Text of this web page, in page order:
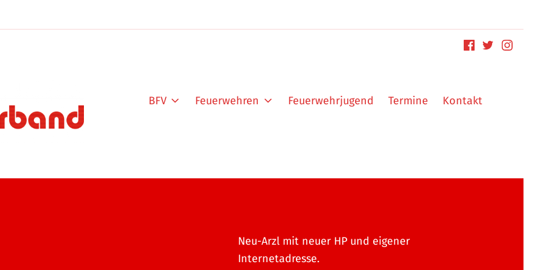
BFV Feuerwehren Feuerwehrjugend Termine Kontakt
Neu-Arzl mit neuer HP und eigener
Internetadresse.